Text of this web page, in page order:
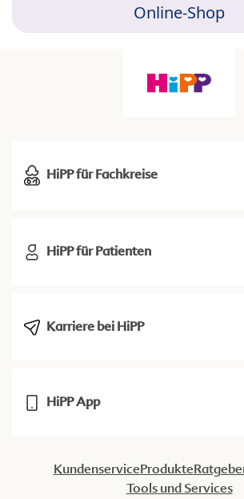
Online-Shop
HiPP für Fachkreise
HiPP für Patienten
Karriere bei HiPP
HiPP App
KundenserviceProdukte
Tools und Services